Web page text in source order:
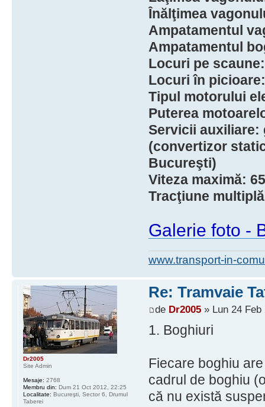
Înălţimea
Ampatamentul
Ampatamentul
Locuri pe
Locuri în
Tipul motorului
Puterea
Servicii auxiliare:
(convertizor
Bucureşti)
Viteza maximă:
Tracţiune
Galerie foto -
www.transport-in-
Re: Tramvaie
de Dr2005» Lun 24 Feb
1. Boghiuri
Fiecare boghiu
cadrul de boghiu
că nu există
Dr2005
Site Admin
Mesaje: 2768
Membru din: Dum 21 Oct 2012, 22:25
Localitate: Bucureşti, Sector 6, Drumul
Taberei